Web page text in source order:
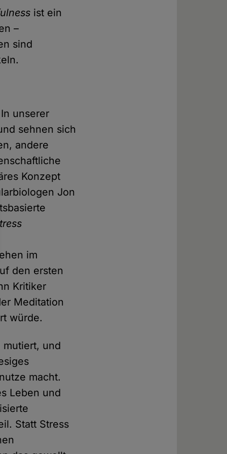
ist ein
–
sind
unserer
sehnen sich
andere
Konzept
Jon
im
den ersten
Kritiker
Meditation
würde.
und
macht.
Leben und
Statt Stress